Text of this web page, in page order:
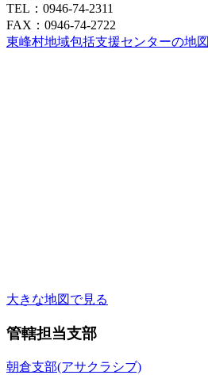
TEL：0946-74-2311
FAX：0946-74-2722
東峰村地域包括支援センターの地図
大きな地図で見る
管轄担当支部
朝倉支部(アサクラシブ)